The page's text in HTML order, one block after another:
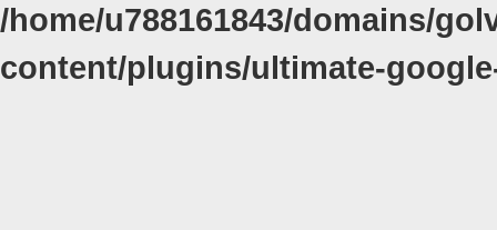
/home/u788161843/domains/
content/plugins/ultimate-